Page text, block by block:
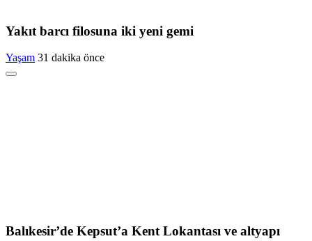
Yakıt barcı filosuna iki yeni gemi
Yaşam 31 dakika önce
Balıkesir’de Kepsut’a Kent Lokantası ve altyapı